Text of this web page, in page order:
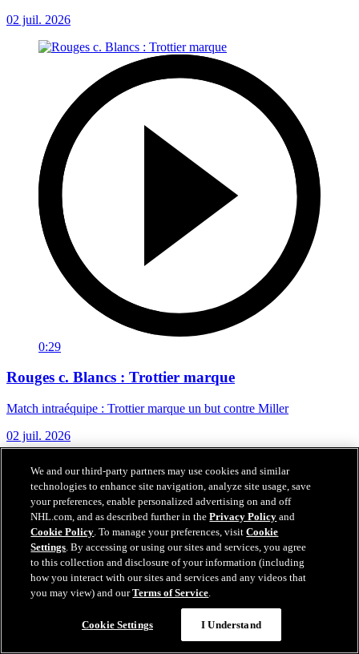
02 juil. 2026
0:29
Rouges c. Blancs : Trottier marque
Match intraéquipe : Trottier marque un but contre Miller
02 juil. 2026
We and our third-party partners may use cookies and similar
technologies to enhance site navigation, analyze site usage, save
your preferences, enable personalized advertising on and off
NHL.com, and as described further in thePrivacy Policy and
Cookie Policy. To manage your preferences, visitCookie
Settings. By accessing or using our sites and services, you agree
to this collection and disclosure of your information (including
how you interact with our sites and services and any videos that
you may view) and ourTerms of Service.
Cookie Settings I Understand